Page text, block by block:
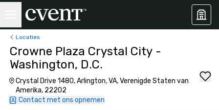
Locaties
Crowne Plaza Crystal City -
Washington, D.C.
Crystal Drive 1480, Arlington, VA, Verenigde Staten van
Amerika, 22202
Contact met ons opnemen